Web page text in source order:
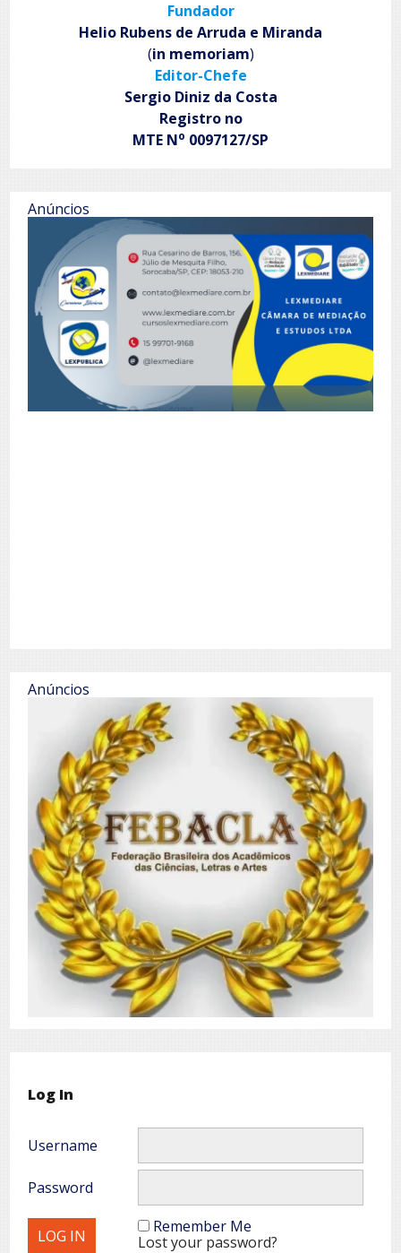
Fundador
Helio Rubens de Arruda e Miranda
(in memoriam)
Editor-Chefe
Sergio Diniz da Costa
Registro no
MTE No 0097127/SP
Anúncios
Anúncios
Log In
Username
Password
Remember Me
Lost your password?